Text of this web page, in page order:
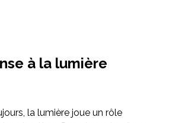
à la lumière
la lumière joue un rôle